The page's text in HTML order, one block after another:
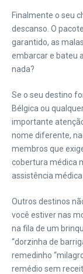
Finalmente o seu
descanso. O
garantido, as
embarcar e bateu
nada?
Se o seu destino
Bélgica ou
importante
nome diferente,
membros que
cobertura médica
assistência
Outros destinos
você estiver nas
na fila de um
“dorzinha de
remedinho
remédio sem